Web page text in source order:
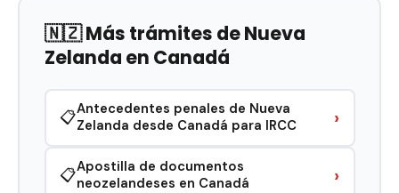
🇳🇿 Más trámites de Nueva
Zelanda en Canadá
📋Antecedentes penales de Nueva
Zelanda desde Canadá para IRCC
›
📋Apostilla de documentos
neozelandeses en Canadá
›